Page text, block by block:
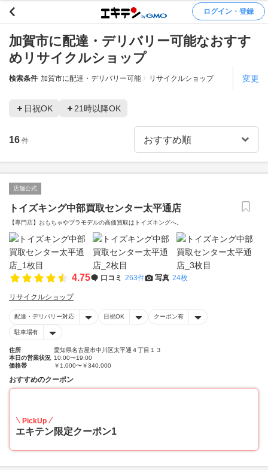
ログイン・登録
加賀市に配達・デリバリー可能なおすす
めリサイクルショップ
検索条件 加賀市に配達・デリバリー可能 リサイクルショップ 変更
日祝OK 21時以降OK
16 件
店舗公式
トイズキング中部買取センター太平通店
【専門店】おもちゃやプラモデルの高価買取はトイズキングへ。‎
4.75 口コミ 263件 写真 24枚
リサイクルショップ
配達・デリバリー対応 日祝OK クーポン有
駐車場有
住所
愛知県名古屋市中川区太平通４丁目１３
本日の営業状況 10:00〜19:00
価格帯
￥1,000〜￥340,000
おすすめのクーポン
PickUp
エキテン限定クーポン1